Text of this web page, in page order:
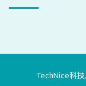
TechNice科